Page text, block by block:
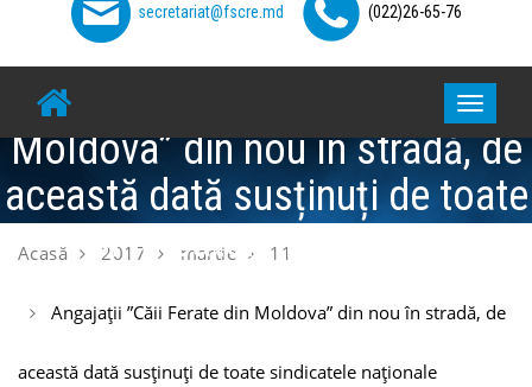
secretariat@fscre.md (022)26-65-76
Toggle
Angajații ”Căii Ferate din
Moldova” din nou în stradă, de
această dată susținuți de toate
sindicatele naționale
Acasă 2017 martie 11
Angajații ”Căii Ferate din Moldova” din nou în stradă, de
această dată susținuți de toate sindicatele naționale